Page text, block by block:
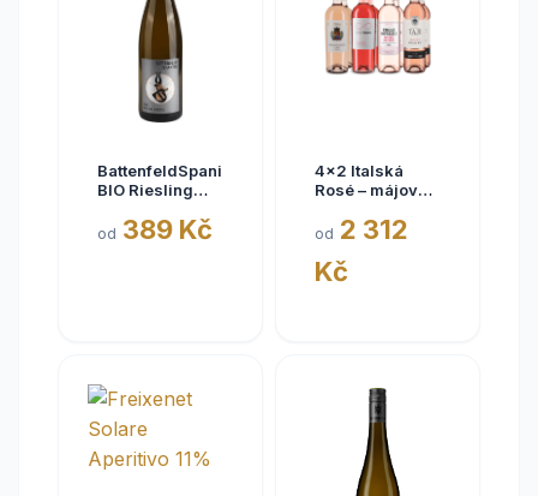
BattenfeldSpanier
BIO Riesling
2025,
od 389 Kč
4x2 Italská
Rosé – májové
od 2 312
Kč